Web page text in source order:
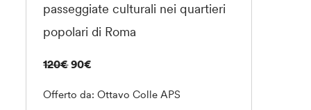
passeggiate culturali nei quartieri
popolari di Roma
120€ 90€
Offerto da: Ottavo Colle APS